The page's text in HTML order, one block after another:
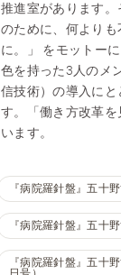
推進室があります
のために、何より
に。」 をモットー
色を持った3人のメ
信技術）の導入に
す。「働き方改革
います。
『病院羅針盤』五十
『病院羅針盤』五十
『病院羅針盤』五十